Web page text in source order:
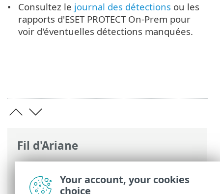
Fil d'Ariane
Aide en ligne d'ESET>ESET Endpoint
Security >Configuration avancée>
Protections
Consultez le journal des détections ou les
rapports d'ESET PROTECT On-Prem pour
voir d'éventuelles détections manquées.
Your account, your cookies
choice